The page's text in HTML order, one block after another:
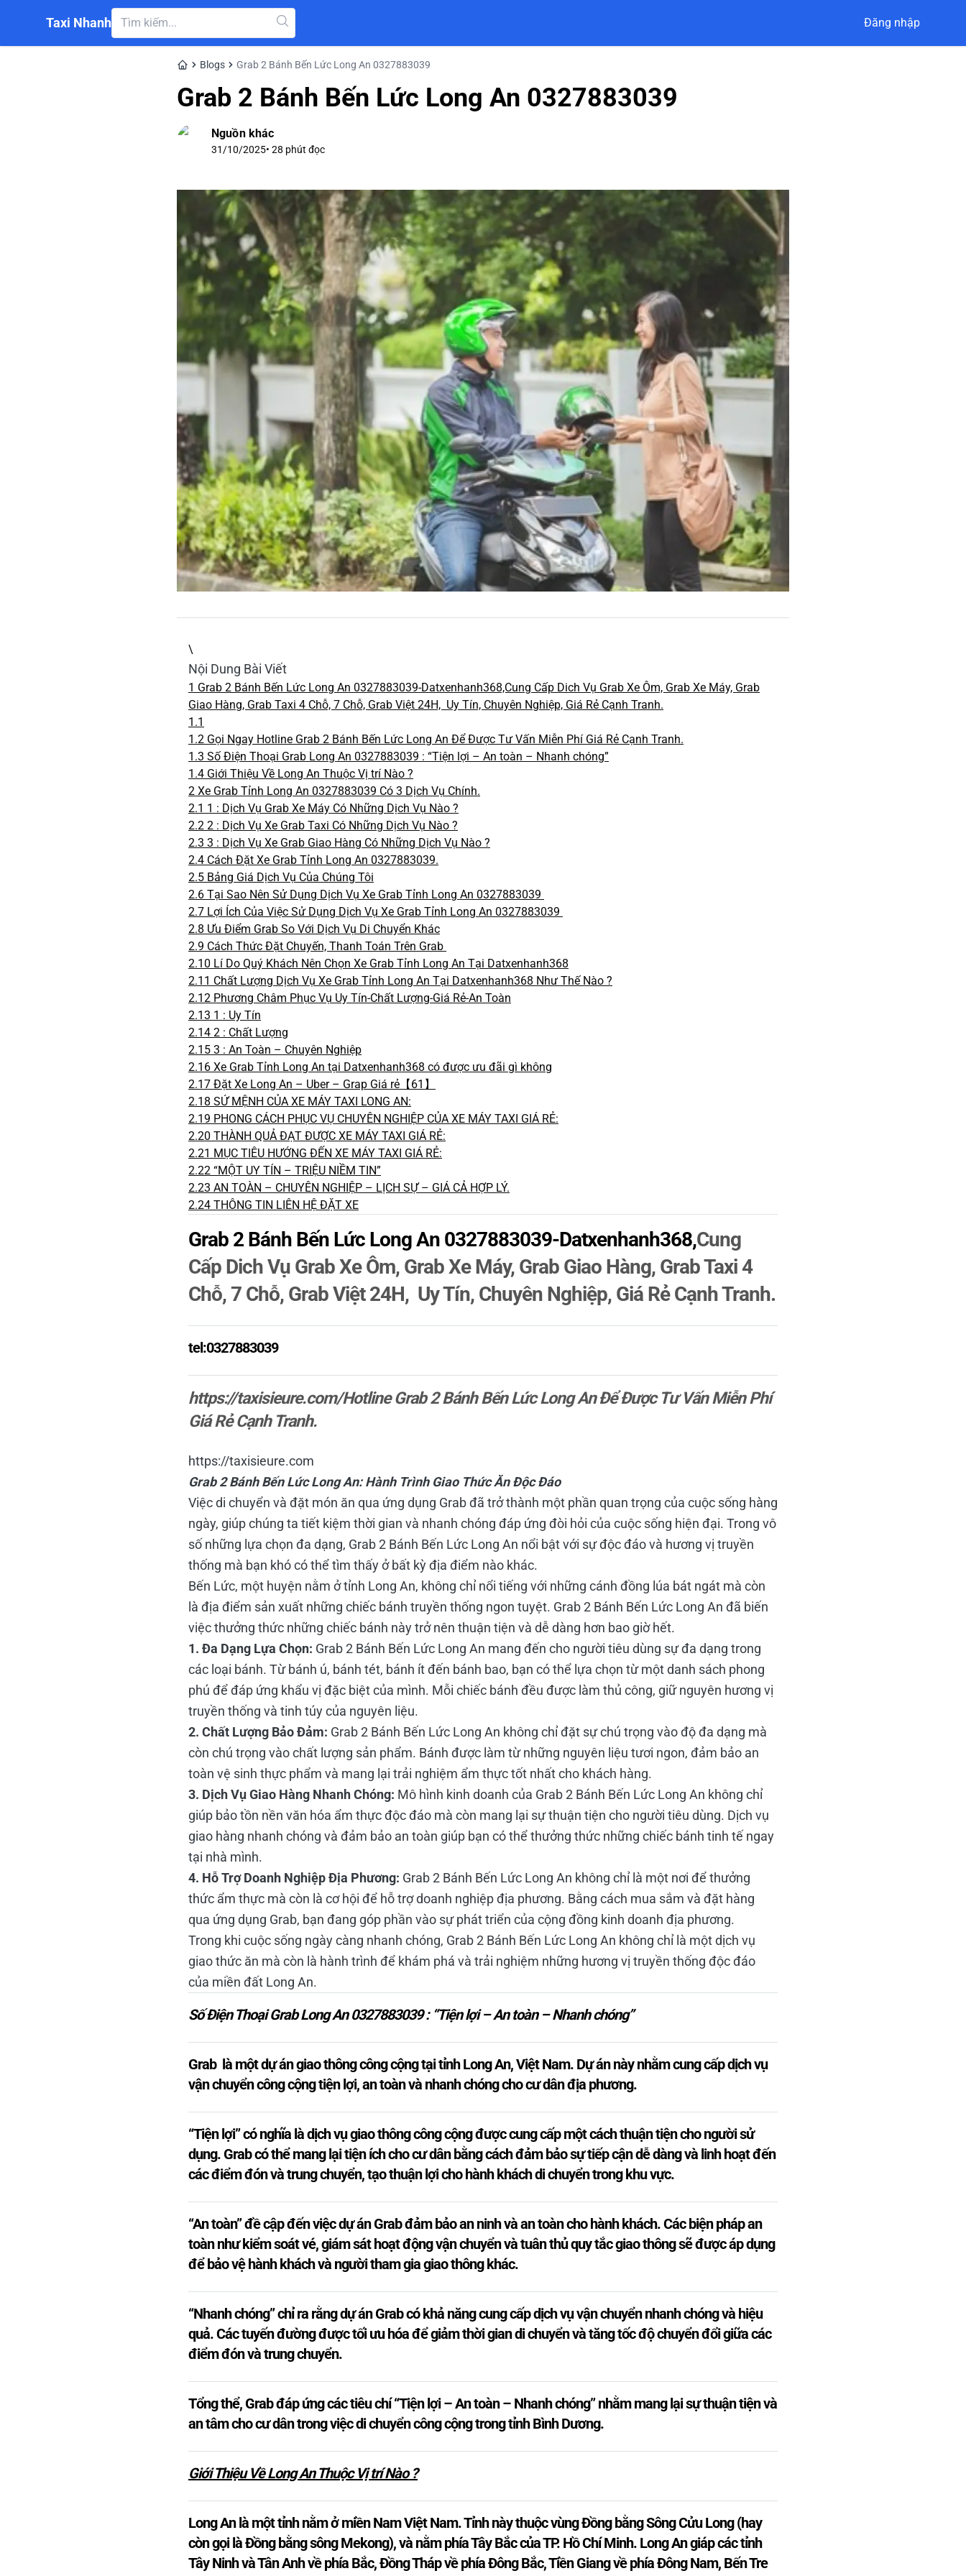
Taxi Nhanh Đăng nhập
Blogs Grab 2 Bánh Bến Lức Long An 0327883039
Grab 2 Bánh Bến Lức Long An 0327883039
Nguồn khác
31/10/2025• 28 phút đọc
\
Nội Dung Bài Viết
1 Grab 2 Bánh Bến Lức Long An 0327883039-Datxenhanh368,Cung Cấp Dich Vụ Grab Xe Ôm, Grab Xe Máy, Grab
Giao Hàng, Grab Taxi 4 Chỗ, 7 Chỗ, Grab Việt 24H, Uy Tín, Chuyên Nghiệp, Giá Rẻ Cạnh Tranh.
1.1
1.2 Gọi Ngay Hotline Grab 2 Bánh Bến Lức Long An Để Được Tư Vấn Miễn Phí Giá Rẻ Cạnh Tranh.
1.3 Số Điện Thoại Grab Long An 0327883039 : “Tiện lợi – An toàn – Nhanh chóng”
1.4 Giới Thiệu Về Long An Thuộc Vị trí Nào ?
2 Xe Grab Tỉnh Long An 0327883039 Có 3 Dịch Vụ Chính.
2.1 1 : Dịch Vụ Grab Xe Máy Có Những Dịch Vụ Nào ?
2.2 2 : Dịch Vụ Xe Grab Taxi Có Những Dịch Vụ Nào ?
2.3 3 : Dịch Vụ Xe Grab Giao Hàng Có Những Dịch Vụ Nào ?
2.4 Cách Đặt Xe Grab Tỉnh Long An 0327883039.
2.5 Bảng Giá Dịch Vụ Của Chúng Tôi
2.6 Tại Sao Nên Sử Dụng Dịch Vụ Xe Grab Tỉnh Long An 0327883039
2.7 Lợi Ích Của Việc Sử Dụng Dịch Vụ Xe Grab Tỉnh Long An 0327883039
2.8 Ưu Điểm Grab So Với Dịch Vụ Di Chuyển Khác
2.9 Cách Thức Đặt Chuyến, Thanh Toán Trên Grab
2.10 Lí Do Quý Khách Nên Chọn Xe Grab Tỉnh Long An Tại Datxenhanh368
2.11 Chất Lượng Dịch Vụ Xe Grab Tỉnh Long An Tại Datxenhanh368 Như Thế Nào ?
2.12 Phương Châm Phục Vụ Uy Tín-Chất Lượng-Giá Rẻ-An Toàn
2.13 1 : Uy Tín
2.14 2 : Chất Lượng
2.15 3 : An Toàn – Chuyên Nghiệp
2.16 Xe Grab Tỉnh Long An tại Datxenhanh368 có được ưu đãi gì không
2.17 Đặt Xe Long An – Uber – Grap Giá rẻ【61】
2.18 SỨ MỆNH CỦA XE MÁY TAXI LONG AN:
2.19 PHONG CÁCH PHỤC VỤ CHUYÊN NGHIỆP CỦA XE MÁY TAXI GIÁ RẺ:
2.20 THÀNH QUẢ ĐẠT ĐƯỢC XE MÁY TAXI GIÁ RẺ:
2.21 MỤC TIÊU HƯỚNG ĐẾN XE MÁY TAXI GIÁ RẺ:
2.22 “MỘT UY TÍN – TRIỆU NIỀM TIN”
2.23 AN TOÀN – CHUYÊN NGHIỆP – LỊCH SỰ – GIÁ CẢ HỢP LÝ.
2.24 THÔNG TIN LIÊN HỆ ĐẶT XE
Grab 2 Bánh Bến Lức Long An 0327883039-Datxenhanh368,Cung
Cấp Dich Vụ Grab Xe Ôm, Grab Xe Máy, Grab Giao Hàng, Grab Taxi 4
Chỗ, 7 Chỗ, Grab Việt 24H, Uy Tín, Chuyên Nghiệp, Giá Rẻ Cạnh Tranh.
tel:0327883039
https://taxisieure.com/Hotline Grab 2 Bánh Bến Lức Long An ĐểĐược Tư Vấn Miễn Phí
Giá Rẻ Cạnh Tranh.
https://taxisieure.com
Grab 2 Bánh Bến Lức Long An: Hành Trình Giao Thức Ăn Độc Đáo
Việc di chuyển và đặt món ăn qua ứng dụng Grab đã trở thành một phần quan trọng của cuộc sống hàng
ngày, giúp chúng ta tiết kiệm thời gian và nhanh chóng đáp ứng đòi hỏi của cuộc sống hiện đại. Trong vô
số những lựa chọn đa dạng, Grab 2 Bánh Bến Lức Long An nổi bật với sự độc đáo và hương vị truyền
thống mà bạn khó có thể tìm thấy ở bất kỳ địa điểm nào khác.
Bến Lức, một huyện nằm ở tỉnh Long An, không chỉ nổi tiếng với những cánh đồng lúa bát ngát mà còn
là địa điểm sản xuất những chiếc bánh truyền thống ngon tuyệt. Grab 2 Bánh Bến Lức Long An đã biến
việc thưởng thức những chiếc bánh này trở nên thuận tiện và dễ dàng hơn bao giờ hết.
1. Đa Dạng Lựa Chọn: Grab 2 Bánh Bến Lức Long An mang đến cho người tiêu dùng sự đa dạng trong
các loại bánh. Từ bánh ú, bánh tét, bánh ít đến bánh bao, bạn có thể lựa chọn từ một danh sách phong
phú để đáp ứng khẩu vị đặc biệt của mình. Mỗi chiếc bánh đều được làm thủ công, giữ nguyên hương vị
truyền thống và tinh túy của nguyên liệu.
2. Chất Lượng Bảo Đảm: Grab 2 Bánh Bến Lức Long An không chỉ đặt sự chú trọng vào độ đa dạng mà
còn chú trọng vào chất lượng sản phẩm. Bánh được làm từ những nguyên liệu tươi ngon, đảm bảo an
toàn vệ sinh thực phẩm và mang lại trải nghiệm ẩm thực tốt nhất cho khách hàng.
3. Dịch Vụ Giao Hàng Nhanh Chóng: Mô hình kinh doanh của Grab 2 Bánh Bến Lức Long An không chỉ
giúp bảo tồn nền văn hóa ẩm thực độc đáo mà còn mang lại sự thuận tiện cho người tiêu dùng. Dịch vụ
giao hàng nhanh chóng và đảm bảo an toàn giúp bạn có thể thưởng thức những chiếc bánh tinh tế ngay
tại nhà mình.
4. Hỗ Trợ Doanh Nghiệp Địa Phương: Grab 2 Bánh Bến Lức Long An không chỉ là một nơi để thưởng
thức ẩm thực mà còn là cơ hội để hỗ trợ doanh nghiệp địa phương. Bằng cách mua sắm và đặt hàng
qua ứng dụng Grab, bạn đang góp phần vào sự phát triển của cộng đồng kinh doanh địa phương.
Trong khi cuộc sống ngày càng nhanh chóng, Grab 2 Bánh Bến Lức Long An không chỉ là một dịch vụ
giao thức ăn mà còn là hành trình để khám phá và trải nghiệm những hương vị truyền thống độc đáo
của miền đất Long An.
Số Điện Thoại Grab Long An 0327883039 : “Tiện lợi – An toàn – Nhanh chóng”
Grab là một dự án giao thông công cộng tại tỉnh Long An, Việt Nam. Dự án này nhằm cung cấp dịch vụ
vận chuyển công cộng tiện lợi, an toàn và nhanh chóng cho cư dân địa phương.
“Tiện lợi” có nghĩa là dịch vụ giao thông công cộng được cung cấp một cách thuận tiện cho người sử
dụng. Grab có thể mang lại tiện ích cho cư dân bằng cách đảm bảo sự tiếp cận dễ dàng và linh hoạt đến
các điểm đón và trung chuyển, tạo thuận lợi cho hành khách di chuyển trong khu vực.
“An toàn” đề cập đến việc dự án Grab đảm bảo an ninh và an toàn cho hành khách. Các biện pháp an
toàn như kiểm soát vé, giám sát hoạt động vận chuyển và tuân thủ quy tắc giao thông sẽ được áp dụng
để bảo vệ hành khách và người tham gia giao thông khác.
“Nhanh chóng” chỉ ra rằng dự án Grab có khả năng cung cấp dịch vụ vận chuyển nhanh chóng và hiệu
quả. Các tuyến đường được tối ưu hóa để giảm thời gian di chuyển và tăng tốc độ chuyển đổi giữa các
điểm đón và trung chuyển.
Tổng thể, Grab đáp ứng các tiêu chí “Tiện lợi – An toàn – Nhanh chóng” nhằm mang lại sự thuận tiện và
an tâm cho cư dân trong việc di chuyển công cộng trong tỉnh Bình Dương.
Giới Thiệu Về Long An Thuộc Vị trí Nào ?
Long An là một tỉnh nằm ở miền Nam Việt Nam. Tỉnh này thuộc vùng Đồng bằng Sông Cửu Long (hay
còn gọi là Đồng bằng sông Mekong), và nằm phía Tây Bắc của TP. Hồ Chí Minh. Long An giáp các tỉnh
Tây Ninh và Tân Anh về phía Bắc, Đồng Tháp về phía Đông Bắc, Tiền Giang về phía Đông Nam, Bến Tre